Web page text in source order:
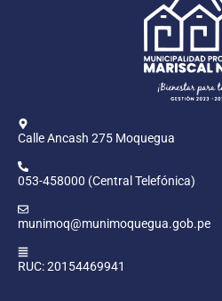
Calle Ancash 275 Moquegua
053-458000 (Central Telefónica)
munimoq@munimoquegua.gob.pe
RUC: 20154469941